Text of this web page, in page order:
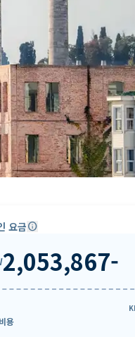
요금info
2,053,867-
용